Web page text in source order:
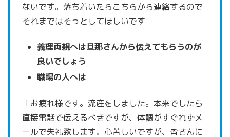
ないです。 落ち着いたらこちらから連絡するので
それまではそっとしてほしいです
義理両親へは旦那さんから伝えてもらうのが
良いでしょう
職場の人へは
「お疲れ様です。流産をしました。 本来でしたら
直接電話で伝えるべきですが、体調がすぐれずメ
ールで失礼致します。 心苦しいですが、皆さんに